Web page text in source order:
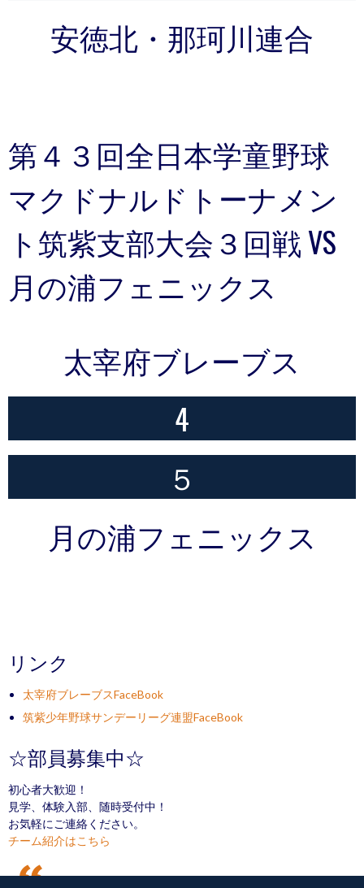
安徳北・那珂川連合
第４３回全日本学童野球
マクドナルドトーナメン
ト筑紫支部大会３回戦 VS
月の浦フェニックス
太宰府ブレーブス
4
５
月の浦フェニックス
リンク
太宰府ブレーブスFaceBook
筑紫少年野球サンデーリーグ連盟FaceBook
☆部員募集中☆
初心者大歓迎！
見学、体験入部、随時受付中！
お気軽にご連絡ください。
チーム紹介はこちら